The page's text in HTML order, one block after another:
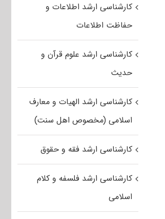
کارشناسی ارشد اطلاعات و
حفاظت اطلاعات
کارشناسی ارشد علوم قرآن و
حدیث
کارشناسی ارشد الهیات و معارف
اسلامی (مخصوص اهل سنت)
کارشناسی ارشد فقه و حقوق
کارشناسی ارشد فلسفه و کلام
اسلامی